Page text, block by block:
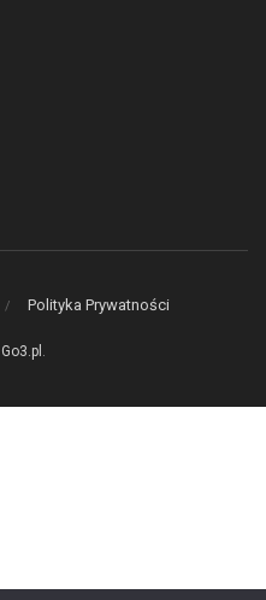
Polityka Prywatności
Go3.pl .